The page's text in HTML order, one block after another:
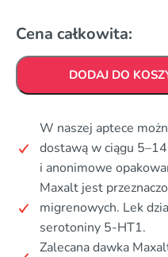
Cena całkowita:
DODAJ DO
W naszej aptece
dostawą w ciągu
i anonimowe
Maxalt jest
migrenowych. Lek
serotoniny 5-HT1.
Zalecana dawka